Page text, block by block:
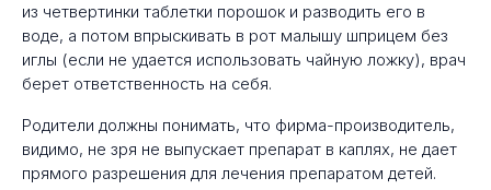
из четвертинки таблетки порошок и разводить его в
воде, а потом впрыскивать в рот малышу шприцем без
иглы (если не удается использовать чайную ложку), врач
берет ответственность на себя.
Родители должны понимать, что фирма-производитель,
видимо, не зря не выпускает препарат в каплях, не дает
прямого разрешения для лечения препаратом детей.